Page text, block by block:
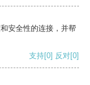
安全性的连接，并帮
支持[0] 反对[0]